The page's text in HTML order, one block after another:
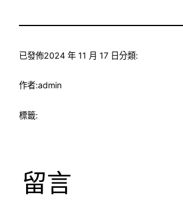
已發佈2024 年 11 月 17 日分類:
作者:admin
標籤:
留言